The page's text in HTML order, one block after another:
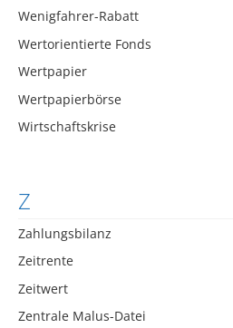
Wenigfahrer-Rabatt
Wertorientierte Fonds
Wertpapier
Wertpapierbörse
Wirtschaftskrise
Z
Zahlungsbilanz
Zeitrente
Zeitwert
Zentrale Malus-Datei